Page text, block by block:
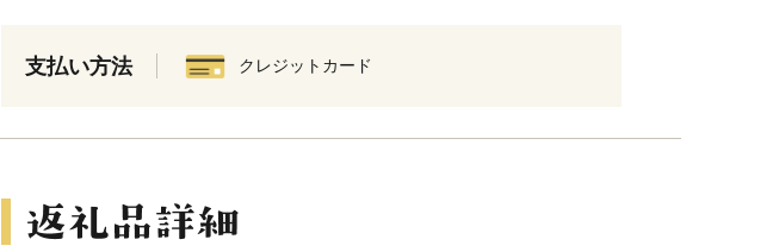
支払い方法 クレジットカード